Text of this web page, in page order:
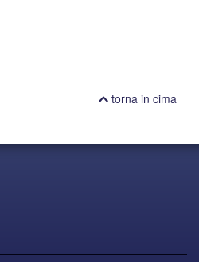
torna in cima